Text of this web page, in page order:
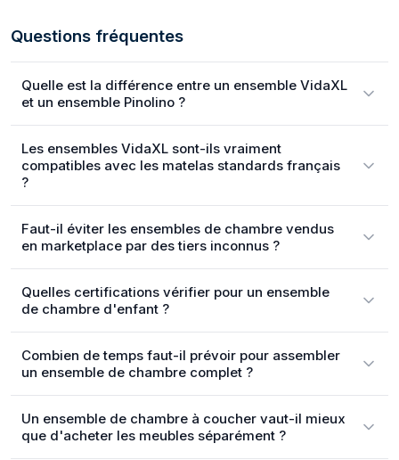
Questions fréquentes
Quelle est la différence entre un ensemble VidaXL
et un ensemble Pinolino ?
Les ensembles VidaXL sont-ils vraiment
compatibles avec les matelas standards français
?
Faut-il éviter les ensembles de chambre vendus
en marketplace par des tiers inconnus ?
Quelles certifications vérifier pour un ensemble
de chambre d'enfant ?
Combien de temps faut-il prévoir pour assembler
un ensemble de chambre complet ?
Un ensemble de chambre à coucher vaut-il mieux
que d'acheter les meubles séparément ?